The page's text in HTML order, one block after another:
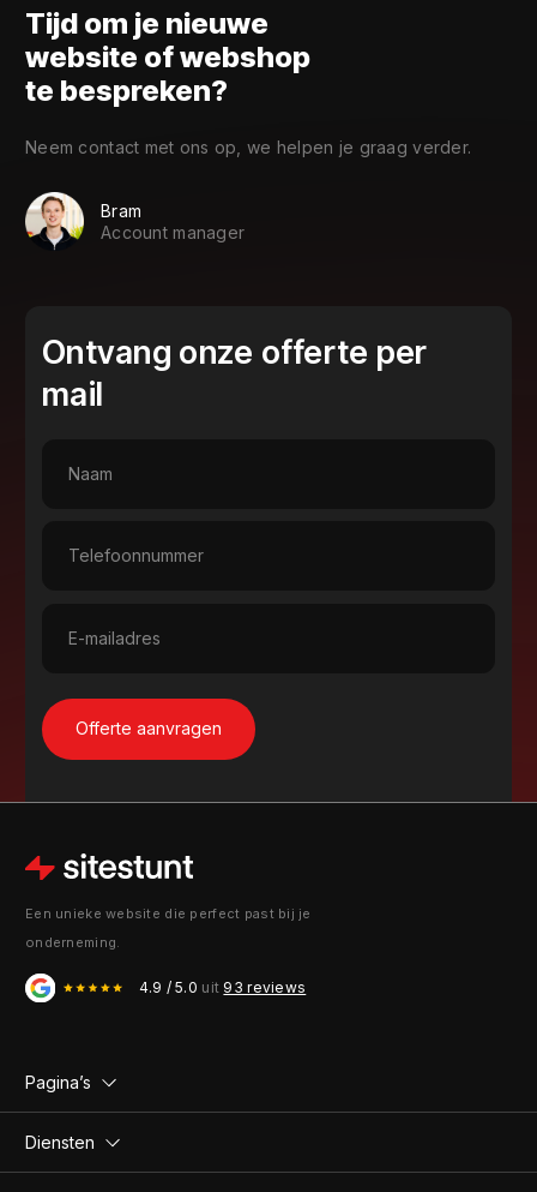
Tijd om je nieuwe
website of webshop
te bespreken?
Neem contact met ons op, we helpen je graag verder.
Bram
Account manager
Ontvang onze offerte per
mail
Een unieke website die perfect past bij je
onderneming.
4.9 / 5.0 uit 93 reviews
Pagina’s
Diensten